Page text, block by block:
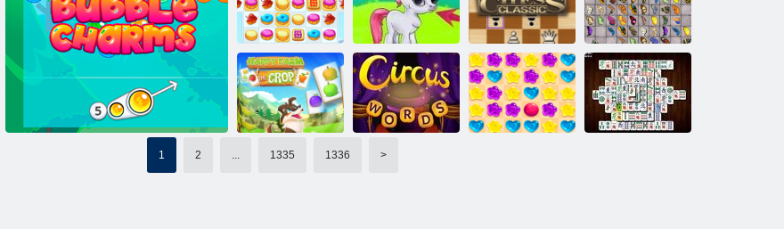
Povești delicioase
Turnul Janissarului
Unsprezece
unsprezece
Două cascadorii Butterfly Kyodai
Bătălii de la
Janissar
Cookie Crush 2 Gemes cu bule Șah Classic
Fluture Kyodai
HD
1 2 ... 1335 1336 >